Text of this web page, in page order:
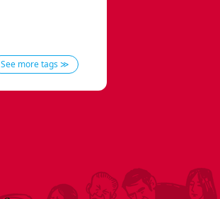
See more tags ≫